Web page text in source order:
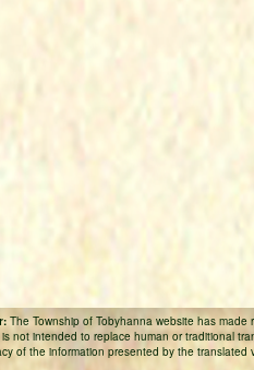
The Township of Tobyhanna website has made
not intended to replace human or traditional
of the information presented by the